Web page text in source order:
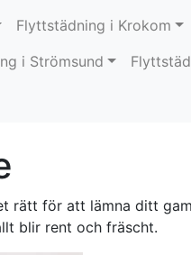
Flyttstädning i Krokom
i Strömsund
för att lämna ditt
blir rent och fräscht.